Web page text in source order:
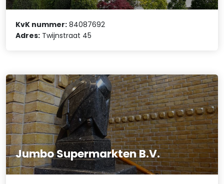
KvK nummer: 84087692
Adres: Twijnstraat 45
Jumbo Supermarkten B.V.